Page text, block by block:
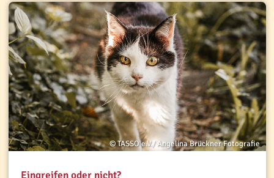
© TASSO e.V./ Angelina Brückner Fotografie
Eingreifen oder nicht?